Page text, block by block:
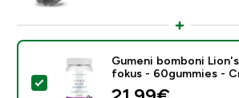
Odaberi ovaj proizvod -
Gumeni bomboni
fokus - 60gummies -